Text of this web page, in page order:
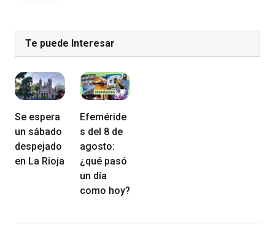
Te puede Interesar
Se espera
un sábado
despejado
en La Rioja
Efeméride
s del 8 de
agosto:
¿qué pasó
un día
como hoy?